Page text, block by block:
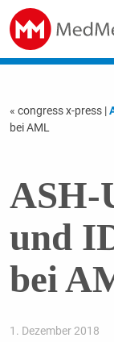
« congress x-press |
bei AML
ASH-
und
bei
1. Dezember 2018